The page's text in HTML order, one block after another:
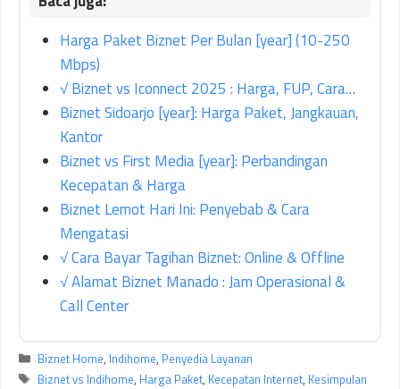
Harga Paket Biznet Per Bulan [year] (10-250
Mbps)
√ Biznet vs Iconnect 2025 : Harga, FUP, Cara…
Biznet Sidoarjo [year]: Harga Paket, Jangkauan,
Kantor
Biznet vs First Media [year]: Perbandingan
Kecepatan & Harga
Biznet Lemot Hari Ini: Penyebab & Cara
Mengatasi
√ Cara Bayar Tagihan Biznet: Online & Offline
√ Alamat Biznet Manado : Jam Operasional &
Call Center
Kategori
Biznet Home, Indihome, Penyedia Layanan
Tag
Biznet vs Indihome, Harga Paket, Kecepatan Internet, Kesimpulan